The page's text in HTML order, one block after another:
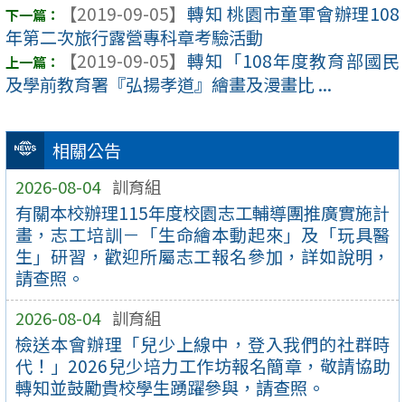
相關公告
2026-08-04 訓育組
有關本校辦理115年度校園志工輔導團推廣實施計
畫，志工培訓－「生命繪本動起來」及「玩具醫
生」研習，歡迎所屬志工報名參加，詳如說明，
請查照。
2026-08-04 訓育組
檢送本會辦理「兒少上線中，登入我們的社群時
代！」2026兒少培力工作坊報名簡章，敬請協助
轉知並鼓勵貴校學生踴躍參與，請查照。
【2019-09-05】 轉知 桃園市童軍會辦理108
年第二次旅行露營專科章考驗活動
【2019-09-05】 轉知「108年度教育部國民
及學前教育署『弘揚孝道』繪畫及漫畫比 ...